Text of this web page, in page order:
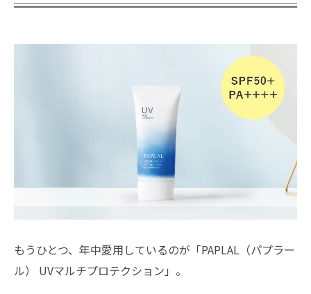
もうひとつ、年中愛用しているのが「PAPLAL（パプラー
ル） UVマルチプロテクション」。